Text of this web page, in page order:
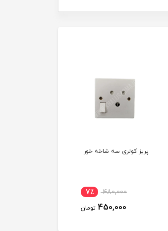
پریز کولری سه شاخه خور
480,000 7٪
450,000 تومان